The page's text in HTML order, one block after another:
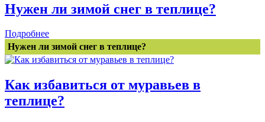
Нужен ли зимой снег в теплице?
Подробнее
Нужен ли зимой снег в теплице?
Как избавиться от муравьев в
теплице?